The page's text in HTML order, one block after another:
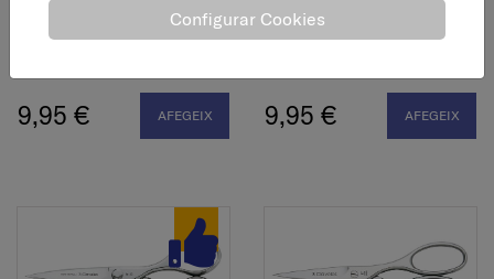
Afluixa tot, esprai, 250
9,95 € AFEGEIX
Greix blanc de liti, esprai,
9,95 € AFEGEIX
Configurar Cookies